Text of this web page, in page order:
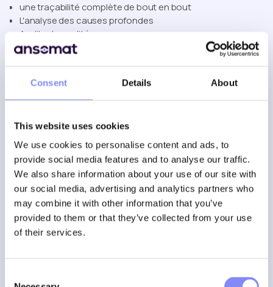
Consent Details About
This website uses cookies
We use cookies to personalise content and ads, to
provide social media features and to analyse our traffic.
We also share information about your use of our site with
our social media, advertising and analytics partners who
may combine it with other information that you’ve
provided to them or that they’ve collected from your use
of their services.
une traçabilité complète de bout en bout
L'analyse des causes profondes
Audits de qualité
l'amélioration continue.
déroulent dans l'atelier.
Découvrez notre solution Ansomat en action dans ce
survol du siège :